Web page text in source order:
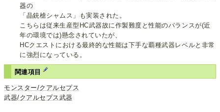
器の
「晶銃槍シャムス」も実装された。
こちらは従来生産型HC武器故に作製難度と性能のバランスが(近
年の環境では)懸念されていたが、
HCクエストにおける最終的な性能は下手な覇種武器レベルと非常
に強烈になっている。
関連項目
モンスター/クアルセプス
武器/クアルセプス武器